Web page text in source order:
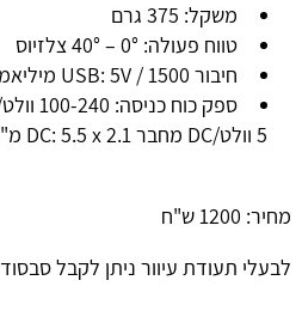
משקל: 375 גרם
טווח פעולה: 0° – 40° צלזיוס
חיבור USB: 5V / 1500 מיליאמפר
5 וולט/DC מחבר DC: 5.5 x 2.1 מ"מ, קוטב חיובי בפנים
מחיר: 1200 ש"ח
לבעלי תעודת עיוור ניתן לקבל סבסוד